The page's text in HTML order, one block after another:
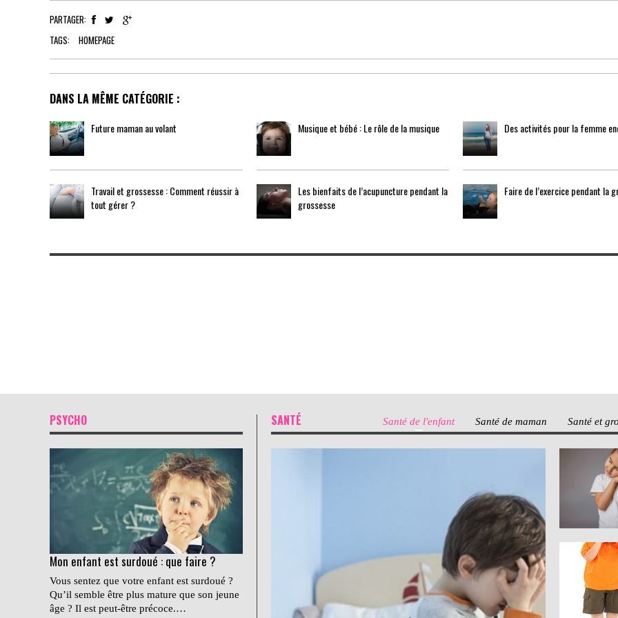
PARTAGER:
TAGS:
HOMEPAGE
DANS LA MÊME CATÉGORIE :
Future maman au volant Musique et bébé : Le rôle de la musique Des activités pour la femme
Travail et grossesse : Comment réussir à
tout gérer ?
Les bienfaits de l’acupuncture pendant la
grossesse
Faire de l’exercice pendant la
SANTÉ Santé de l'enfant Santé de maman Santé et
PSYCHO
Mon enfant est surdoué : que faire ?
Vous sentez que votre enfant est surdoué ?
Qu’il semble être plus mature que son jeune
âge ? Il est peut-être précoce.…